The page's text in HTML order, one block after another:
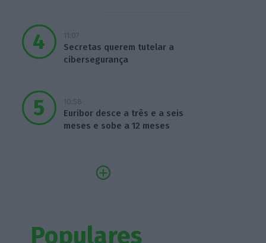
11:07
Secretas querem tutelar a
cibersegurança
10:58
Euribor desce a três e a seis
meses e sobe a 12 meses
Populares